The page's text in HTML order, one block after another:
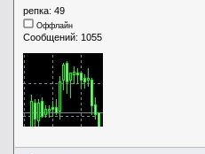
репка: 49
Оффлайн
Сообщений: 1055